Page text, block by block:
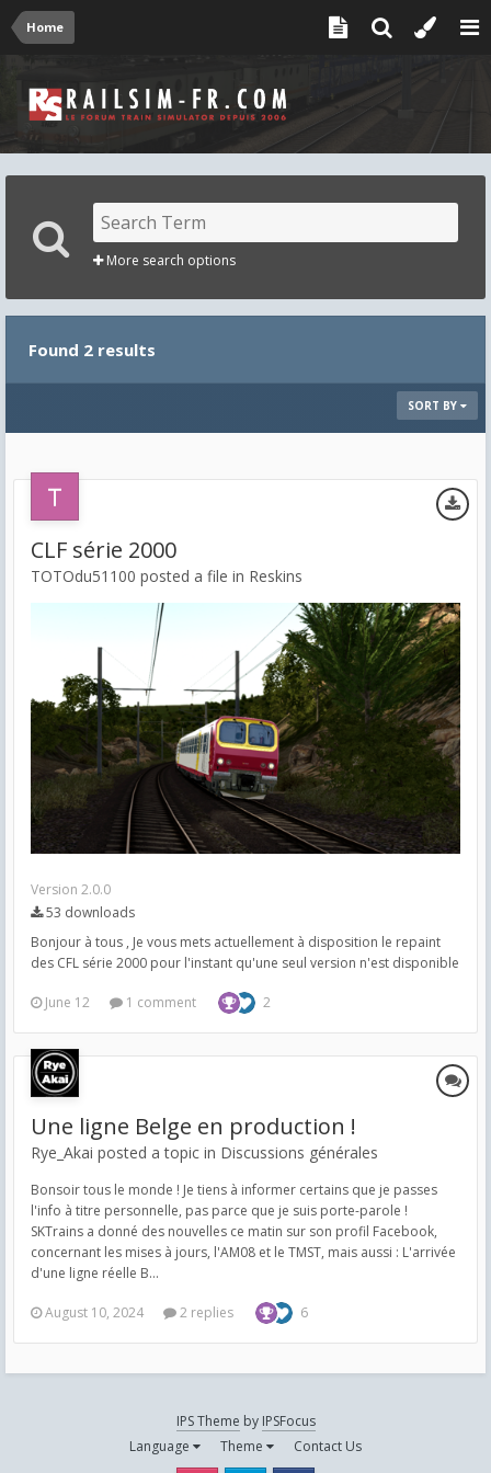
Home
More search options
Found 2 results
SORT BY
CLF série 2000
TOTOdu51100 posted a file in Reskins
Version 2.0.0
53 downloads
Bonjour à tous , Je vous mets actuellement à disposition le repaint
des CFL série 2000 pour l'instant qu'une seul version n'est disponible
June 12 1 comment 2
Une ligne Belge en production !
Rye_Akai posted a topic in Discussions générales
Bonsoir tous le monde ! Je tiens à informer certains que je passes
l'info à titre personnelle, pas parce que je suis porte-parole !
SKTrains a donné des nouvelles ce matin sur son profil Facebook,
concernant les mises à jours, l'AM08 et le TMST, mais aussi : L'arrivée
d'une ligne réelle B...
August 10, 2024 2 replies 6
IPS Theme by IPSFocus
Language
Theme Contact Us